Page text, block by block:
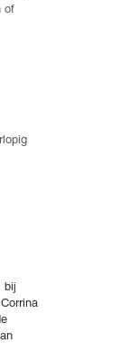
of
bij